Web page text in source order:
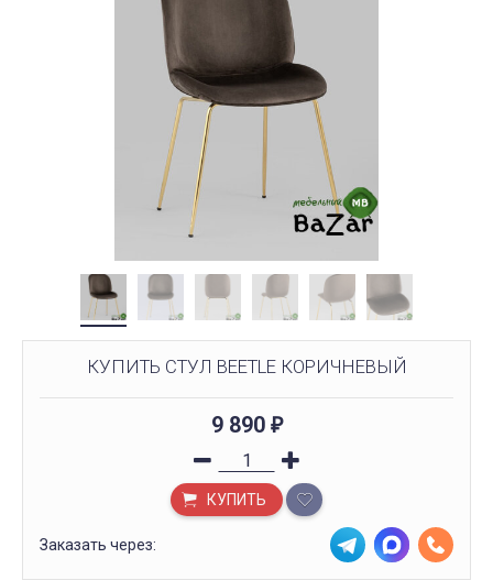
КУПИТЬ СТУЛ BEETLE КОРИЧНЕВЫЙ
9 890 ₽
КУПИТЬ
Заказать через: